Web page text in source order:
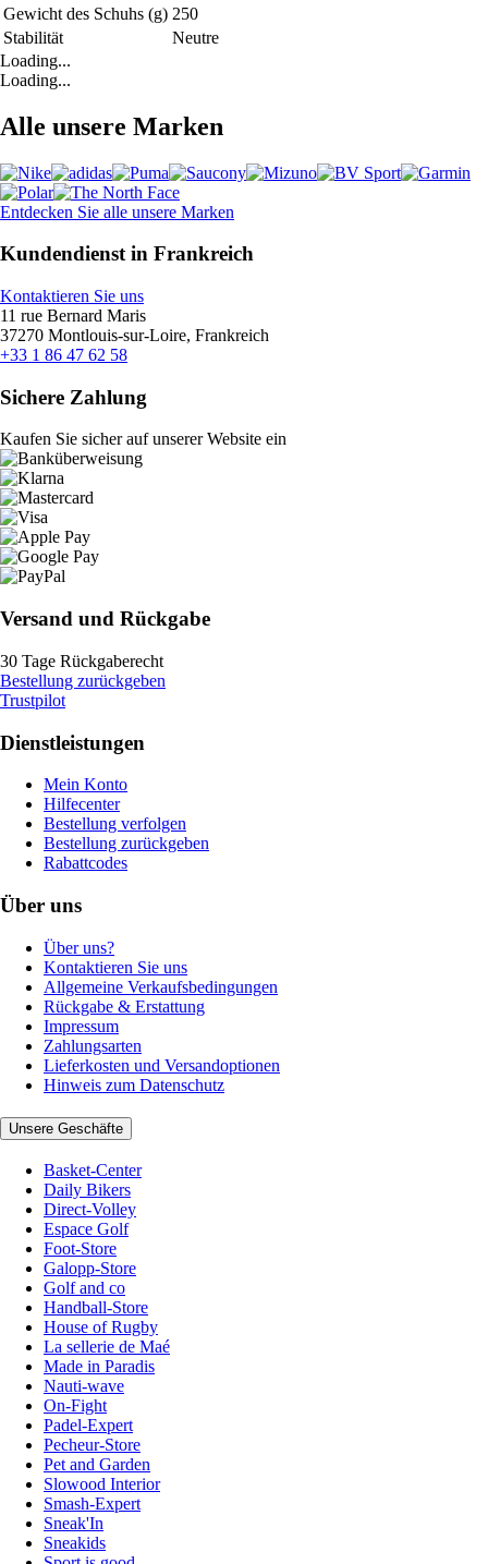
Gewicht des Schuhs (g) 250
Stabilität
Neutre
Loading...
Loading...
Alle unsere Marken
Entdecken Sie alle unsere Marken
Kundendienst in Frankreich
Kontaktieren Sie uns
11 rue Bernard Maris
37270 Montlouis-sur-Loire, Frankreich
+33 1 86 47 62 58
Sichere Zahlung
Kaufen Sie sicher auf unserer Website ein
Versand und Rückgabe
30 Tage Rückgaberecht
Bestellung zurückgeben
Trustpilot
Dienstleistungen
Mein Konto
Hilfecenter
Bestellung verfolgen
Bestellung zurückgeben
Rabattcodes
Über uns
Über uns?
Kontaktieren Sie uns
Allgemeine Verkaufsbedingungen
Rückgabe & Erstattung
Impressum
Zahlungsarten
Lieferkosten und Versandoptionen
Hinweis zum Datenschutz
Unsere Geschäfte
Basket-Center
Daily Bikers
Direct-Volley
Espace Golf
Foot-Store
Galopp-Store
Golf and co
Handball-Store
House of Rugby
La sellerie de Maé
Made in Paradis
Nauti-wave
On-Fight
Padel-Expert
Pecheur-Store
Pet and Garden
Slowood Interior
Smash-Expert
Sneak'In
Sneakids